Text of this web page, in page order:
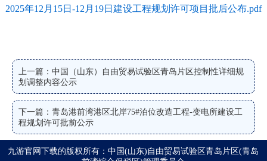
2025年12月15日-12月19日建设工程规划许可项目批后公布.pdf
上一篇：中国（山东）自由贸易试验区青岛片区控制性详细规
划调整内容公示
下一篇：青岛港前湾港区北岸75#泊位改造工程-变电所建设工
程规划许可批前公示
九游官网下载的版权所有：中国(山东)自由贸易试验区青岛片区(青岛